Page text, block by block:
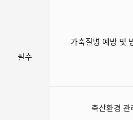
필수
가축질병 예방 및
축산환경 관